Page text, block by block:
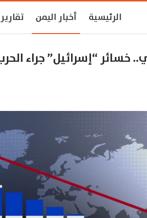
الرئيسية أخبار اليمن تقارير